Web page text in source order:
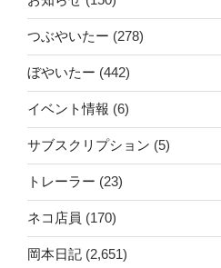
つぶやいたー (278)
ぼやいたー (442)
イベント情報 (6)
サブスクリプション (5)
トレーラー (23)
ネコ店員 (170)
岡本日記 (2,651)